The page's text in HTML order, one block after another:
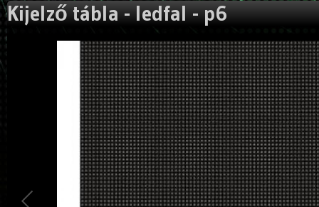
Kijelző tábla - ledfal - p6